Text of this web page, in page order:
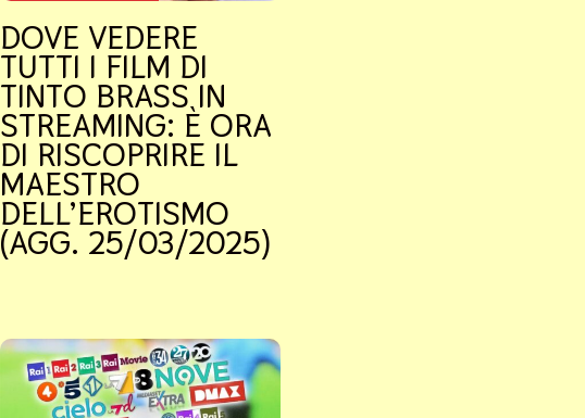
DOVE VEDERE
TUTTI I FILM DI
TINTO BRASS IN
STREAMING: È ORA
DI RISCOPRIRE IL
MAESTRO
DELL’EROTISMO
(AGG. 25/03/2025)